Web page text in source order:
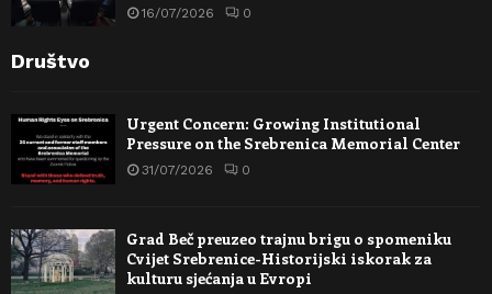
16/07/2026 0
Društvo
Urgent Concern: Growing Institutional
Pressure on the Srebrenica Memorial Center
31/07/2026 0
Grad Beč preuzeo trajnu brigu o spomeniku
Cvijet Srebrenice-Historijski iskorak za
kulturu sjećanja u Evropi